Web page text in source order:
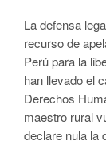
La defensa
recurso de
Perú para la
han llevado el
Derechos
maestro rural
declare nula la